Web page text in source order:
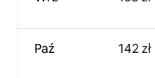
Paź 142 zł